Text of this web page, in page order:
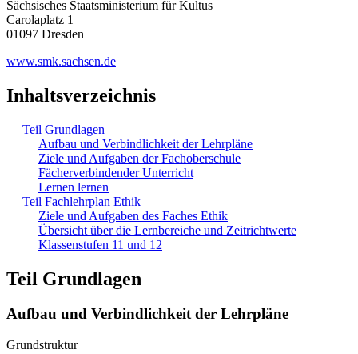
Sächsisches Staatsministerium für Kultus
Carolaplatz 1
01097 Dresden
www.smk.sachsen.de
Inhaltsverzeichnis
Teil Grundlagen
Aufbau und Verbindlichkeit der Lehrpläne
Ziele und Aufgaben der Fachoberschule
Fächerverbindender Unterricht
Lernen lernen
Teil Fachlehrplan Ethik
Ziele und Aufgaben des Faches Ethik
Übersicht über die Lernbereiche und Zeitrichtwerte
Klassenstufen 11 und 12
Teil Grundlagen
Aufbau und Verbindlichkeit der Lehrpläne
Grundstruktur